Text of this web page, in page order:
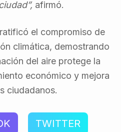
afirmó.
el compromiso de
climática, demostrando
del aire protege la
económico y mejora
ciudadanos.
TWITTER